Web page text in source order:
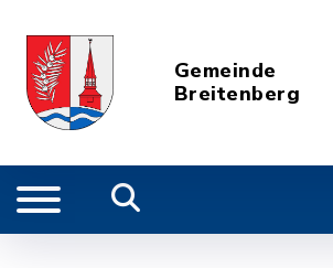
Gemeinde
Breitenberg